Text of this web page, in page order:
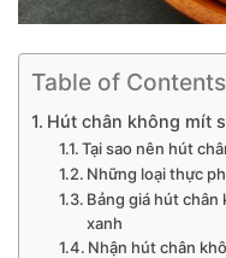
Table of Contents
Hút chân không mít
Tại sao nên hút
Những loại thực
Bảng giá hút chân
xanh
Nhận hút chân